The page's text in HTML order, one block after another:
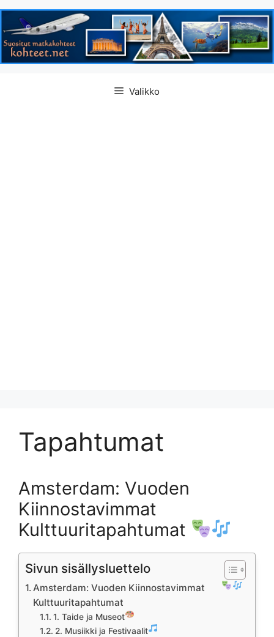
Valikko
Tapahtumat
Amsterdam: Vuoden
Kiinnostavimmat
Kulttuuritapahtumat
Sivun sisällysluettelo
Amsterdam: Vuoden Kiinnostavimmat
Kulttuuritapahtumat
1. Taide ja Museot
2. Musiikki ja Festivaalit